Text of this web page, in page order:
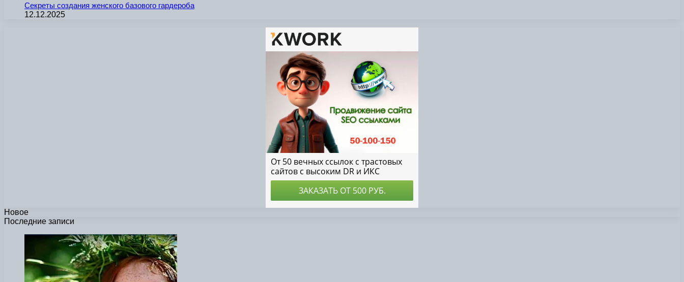
Секреты создания женского базового гардероба
12.12.2025
Новое
Последние записи